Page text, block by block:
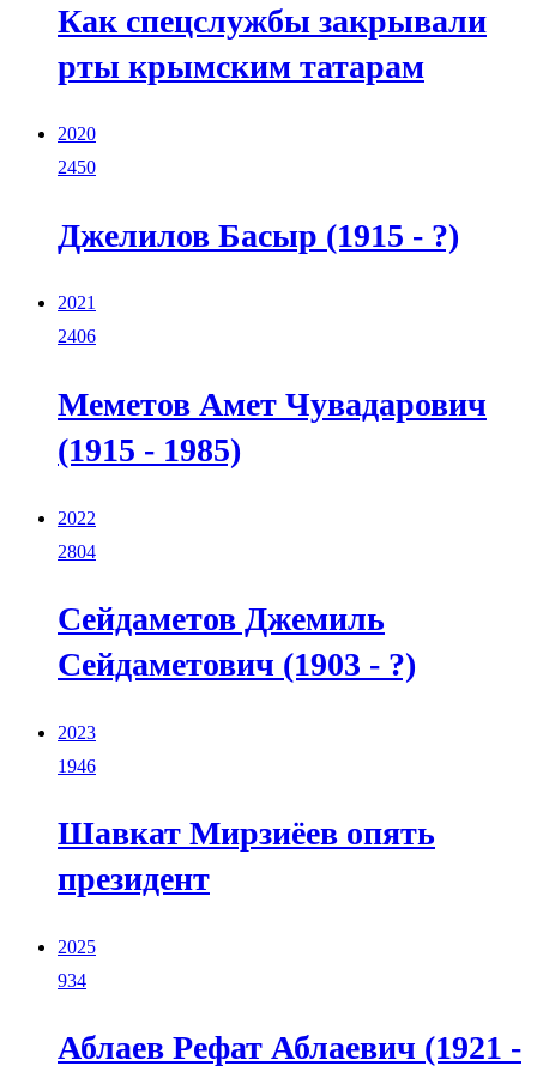
Как спецслужбы закрывали
рты крымским татарам
2020
2450
Джелилов Басыр (1915 - ?)
2021
2406
Меметов Амет Чувадарович
(1915 - 1985)
2022
2804
Cейдаметов Джемиль
Сейдаметович (1903 - ?)
2023
1946
Шавкат Мирзиёев опять
президент
2025
934
Аблаев Рефат Аблаевич (1921 -